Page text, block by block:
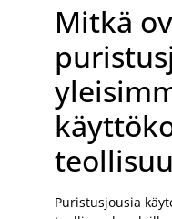
Mitkä
Puristusjousia